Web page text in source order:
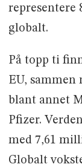
representere
globalt.
På topp ti
EU, sammen
blant annet
Pfizer.
med 7,61
Globalt